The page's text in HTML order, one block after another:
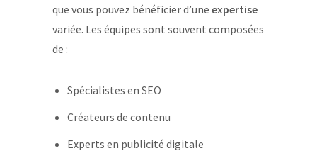
que vous pouvez bénéficier d’une expertise
variée. Les équipes sont souvent composées
de :
Spécialistes en SEO
Créateurs de contenu
Experts en publicité digitale